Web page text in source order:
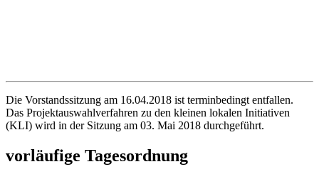
Die Vorstandssitzung am 16.04.2018 ist terminbedingt entfallen.
Das Projektauswahlverfahren zu den kleinen lokalen Initiativen
(KLI) wird in der Sitzung am 03. Mai 2018 durchgeführt.
vorläufige Tagesordnung